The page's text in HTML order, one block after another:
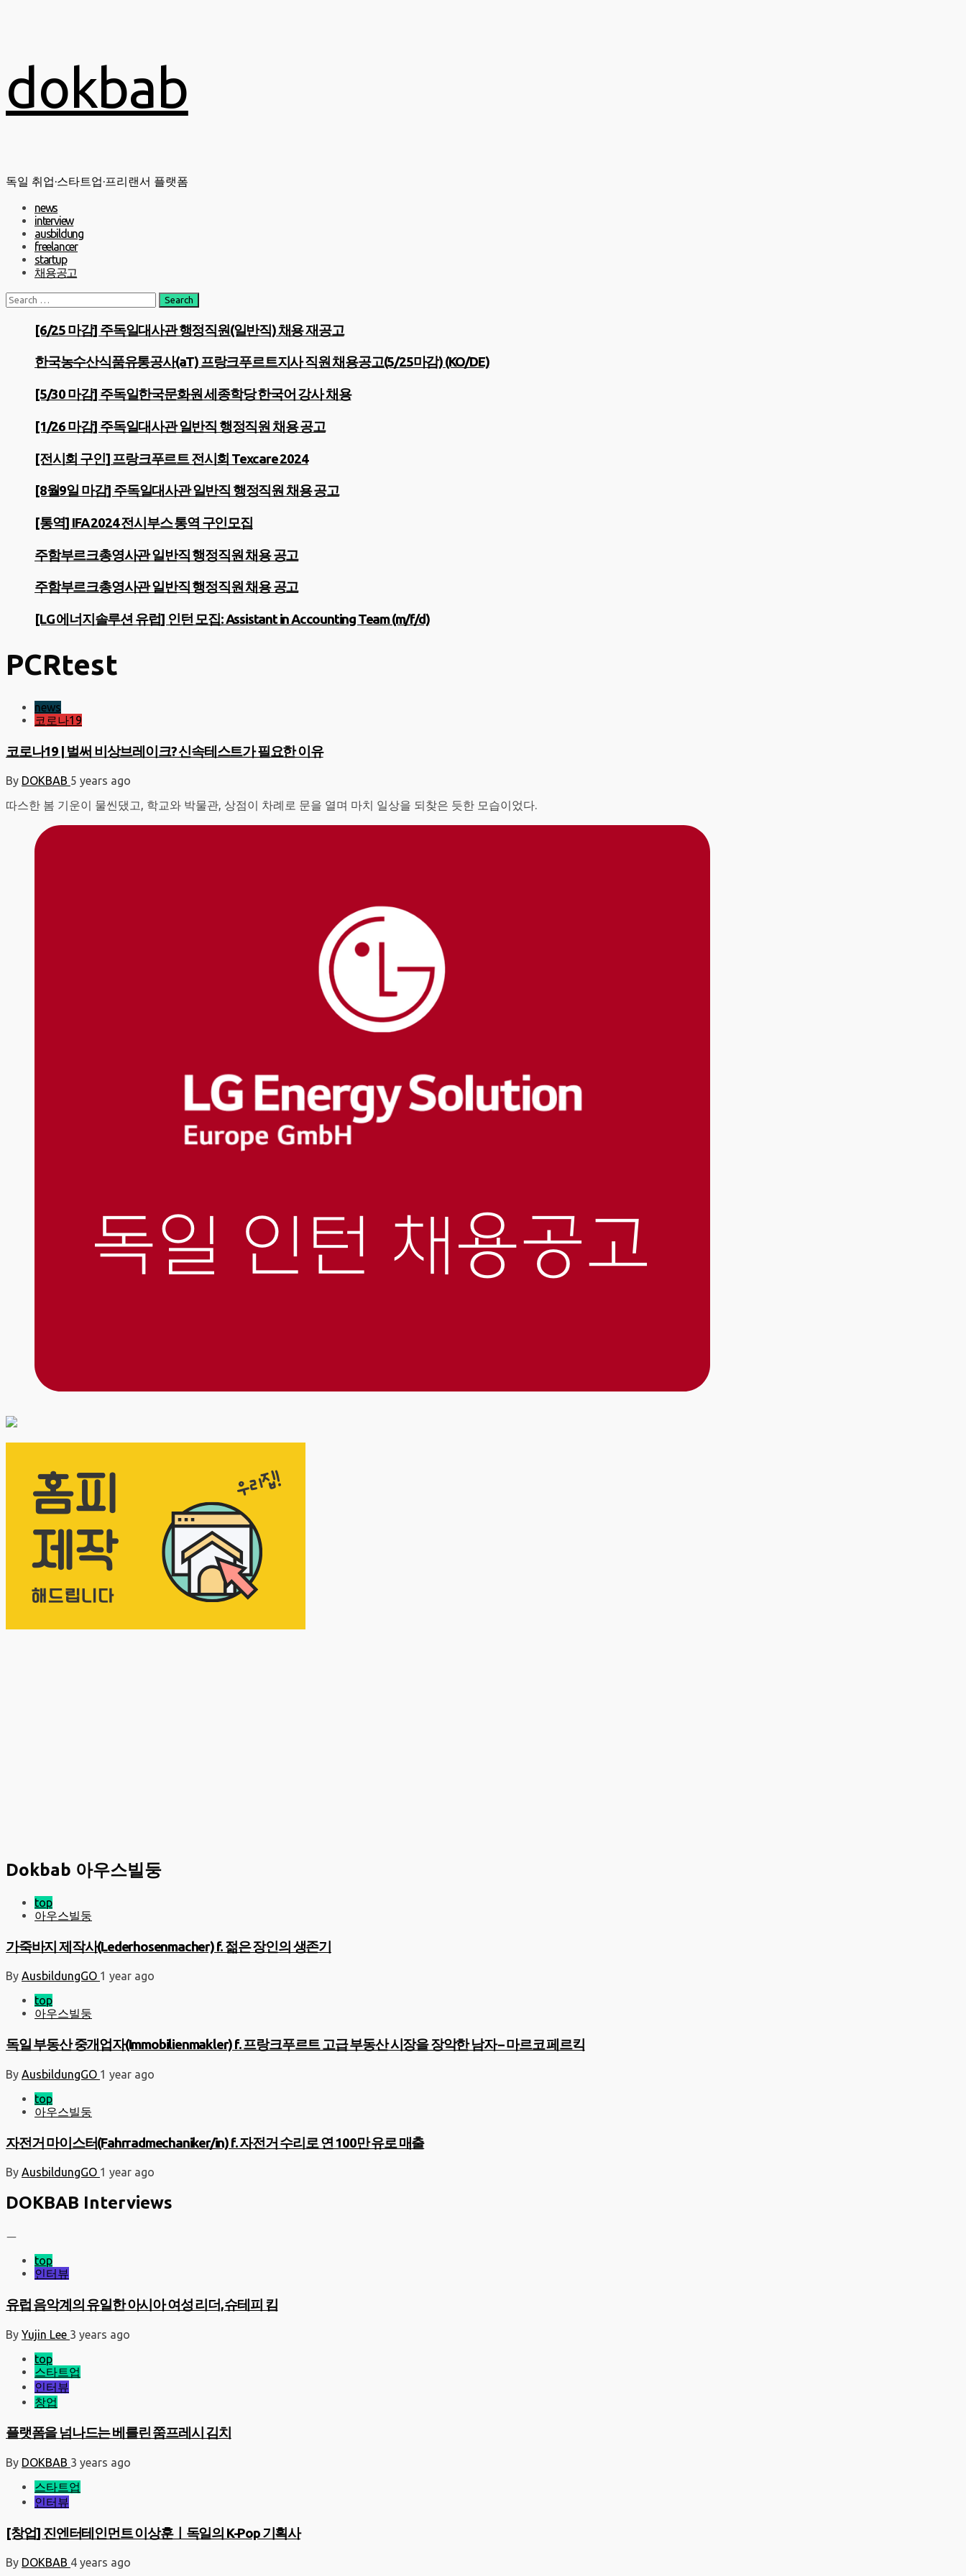
content
dokbab
독일 취업·스타트업·프리랜서 플랫폼
Primary
Menu
news
interview
ausbildung
freelancer
startup
채용공고
Search
for:
[6/25 마감] 주독일대사관 행정직원(일반직) 채용 재공고
한국농수산식품유통공사(aT) 프랑크푸르트지사 직원 채용공고(5/25마감) (KO/DE)
[5/30 마감] 주독일한국문화원 세종학당 한국어 강사 채용
[1/26 마감] 주독일대사관 일반직 행정직원 채용 공고
[전시회 구인] 프랑크푸르트 전시회 Texcare 2024
[8월9일 마감] 주독일대사관 일반직 행정직원 채용 공고
[통역] IFA 2024 전시부스 통역 구인모집
주함부르크총영사관 일반직 행정직원 채용 공고
주함부르크총영사관 일반직 행정직원 채용 공고
[LG 에너지솔루션 유럽] 인턴 모집: Assistant in Accounting Team (m/f/d)
PCRtest
news
코로나19
코로나19 | 벌써 비상브레이크? 신속테스트가 필요한 이유
By DOKBAB 5 years ago
따스한 봄 기운이 물씬댔고, 학교와 박물관, 상점이 차례로 문을 열며 마치 일상을 되찾은 듯한 모습이었다.
Dokbab 아우스빌둥
top
아우스빌둥
가죽바지 제작사(Lederhosenmacher) f. 젊은 장인의 생존기
By AusbildungGO 1 year ago
top
아우스빌둥
독일 부동산 중개업자(Immobilienmakler) f. 프랑크푸르트 고급 부동산 시장을 장악한 남자 – 마르코 페르킥
By AusbildungGO 1 year ago
top
아우스빌둥
자전거 마이스터(Fahrradmechaniker/in) f. 자전거 수리로 연 100만 유로 매출
By AusbildungGO 1 year ago
DOKBAB Interviews
ㅡ
top
인터뷰
유럽 음악계의 유일한 아시아 여성 리더, 슈테피 킴
By Yujin Lee 3 years ago
top
스타트업
인터뷰
창업
플랫폼을 넘나드는 베를린 쭘프레시 김치
By DOKBAB 3 years ago
스타트업
인터뷰
[창업] 진엔터테인먼트 이상훈ㅣ독일의 K-Pop 기획사
By DOKBAB 4 years ago